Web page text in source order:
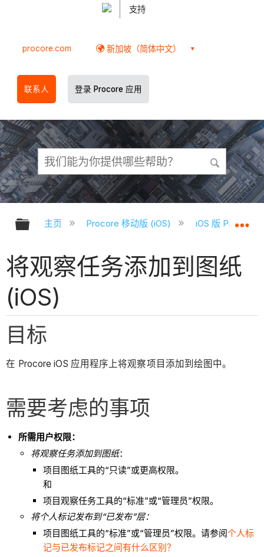
支持
procore.com 新加坡（简体中文）
联系人 登录 Procore 应用
扩展/隐缩全局层次
主页 Procore 移动版 (iOS) iOS 版 Procore
将观察任务添加到图纸
(iOS)
目标
在 Procore iOS 应用程序上将观察项目添加到绘图中。
需要考虑的事项
所需用户权限：
将观察任务添加到图纸：
项目图纸工具的“只读”或更高权限。
和
项目观察任务工具的“标准”或“管理员”权限。
将个人标记发布到“已发布”层：
项目图纸工具的“标准”或“管理员”权限。请参阅个人标
记与已发布标记之间有什么区别？